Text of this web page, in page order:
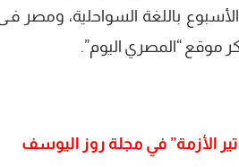
باللغة السواحلية، ومصر
موقع “المصري اليوم”.
الأزمة” في مجلة روز اليوسف